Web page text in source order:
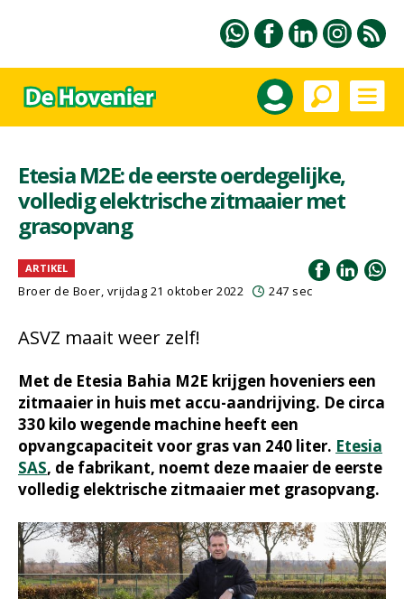
Etesia M2E: de eerste oerdegelijke,
volledig elektrische zitmaaier met
grasopvang
ARTIKEL
Broer de Boer, vrijdag 21 oktober 2022 247 sec
ASVZ maait weer zelf!
Met de Etesia Bahia M2E krijgen hoveniers een
zitmaaier in huis met accu-aandrijving. De circa
330 kilo wegende machine heeft een
opvangcapaciteit voor gras van 240 liter. Etesia
SAS, de fabrikant, noemt deze maaier de eerste
volledig elektrische zitmaaier met grasopvang.